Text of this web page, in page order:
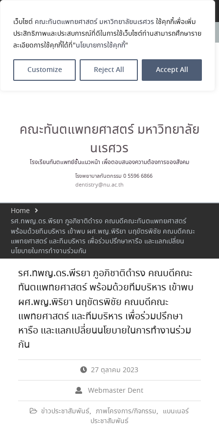
เว็บไซต์ คณะทันตแพทยศาสตร์ มหาวิทยาลัยนเรศวร ใช้คุกกี้เพื่อเพิ่ม
ประสิทธิภาพและประสบการณ์ที่ดีในการใช้เว็บไซต์ท่านสามารถศึกษาราย
ละเอียดการใช้คุกกี้ได้ที่"นโยบายการใช้คุกกี้"
Customize Reject All Accept All
News:
คณะทันตแพทยศาสตร์
มหาวิทยาลัยนเรศวร ร่วมออกบูธ
ประชาสัมพันธ์ หลักสูตรทันตแพทย
ประกาศนียบัตรผู้ช่วยทันตแพทย์
ในโครงการ Open House 2026
การสอบแข่งขันเข้าเป็นพนักงาน
ราชการ (เงินรายได้) ตำแหน่ง ผู้
ประมวลภาพบรรยากาศกิจกรรม
Dent Connect Board Game
2569 ณ คณะทันแพทยศาสตร์
คณะทันตแพทยศาสตร์ มหาวิทยาลัย
นเรศวร
โรงเรียนทันตแพทย์ชั้นแนวหน้า เพื่อตอบสนองความต้องการของสังคม
โรงพยาบาลทันตกรรม 0 5596 6866
dentistry@nu.ac.th
Home
รศ.ทพญ.ดร.พีรยา ภูอภิชาติดำรง คณบดีคณะทันตแพทยศาสตร์
พร้อมด้วยทีมบริหาร เข้าพบ ผศ.พญ.พิริยา นฤขัตรพิชัย คณบดีคณะ
แพทยศาสตร์ และทีมบริหาร เพื่อร่วมปรึกษาหารือ และแลกเปลี่ยน
นโยบายในการทำงานร่วมกัน
รศ.ทพญ.ดร.พีรยา ภูอภิชาติดำรง คณบดีคณะ
ทันตแพทยศาสตร์ พร้อมด้วยทีมบริหาร เข้าพบ
ผศ.พญ.พิริยา นฤขัตรพิชัย คณบดีคณะ
แพทยศาสตร์ และทีมบริหาร เพื่อร่วมปรึกษา
หารือ และแลกเปลี่ยนนโยบายในการทำงานร่วม
กัน
27 ตุลาคม 2023
Webmaster Dent
ข่าวประชาสัมพันธ์, ภาพโครงการ/กิจกรรม, แบนเนอร์
ประชาสัมพันธ์